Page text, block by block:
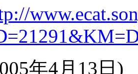
年4月13日 )